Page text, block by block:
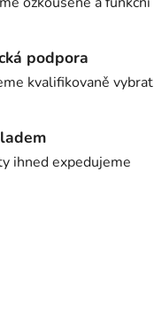
podpora
kvalifikovaně vybrat
ihned expedujeme